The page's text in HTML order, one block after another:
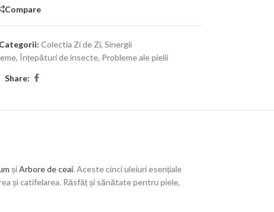
Compare
Categorii: Colectia Zi de Zi, Sinergii
, Înțepături de insecte, Probleme ale pielii
Share:
șiArbore de ceai. Aceste cinci uleiuri esențiale
și catifelarea. Răsfăț și sănătate pentru piele,